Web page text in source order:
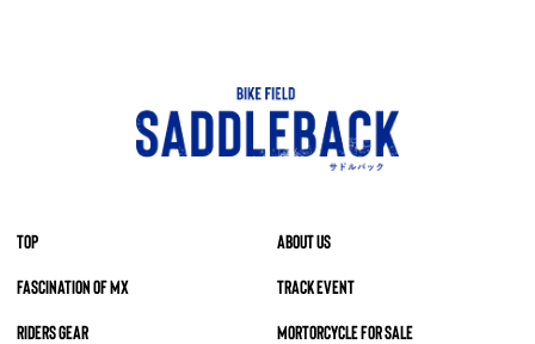
TOP
ABOUT US
FASCINATION OF MX
TRACK EVENT
RIDERS GEAR
MORTORCYCLE FOR SALE